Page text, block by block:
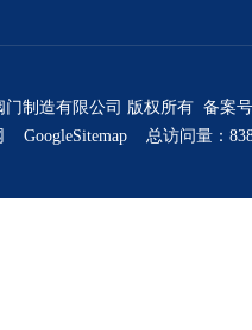
门制造有限公司 版权所有 备案
GoogleSitemap 总访问量：